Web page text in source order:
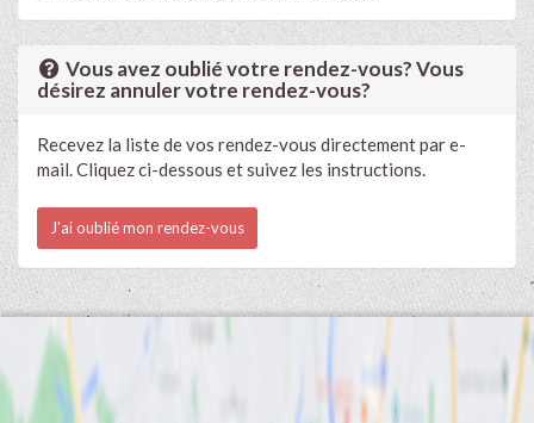
Vous avez oublié votre rendez-vous? Vous
désirez annuler votre rendez-vous?
Recevez la liste de vos rendez-vous directement par e-
mail. Cliquez ci-dessous et suivez les instructions.
J'ai oublié mon rendez-vous